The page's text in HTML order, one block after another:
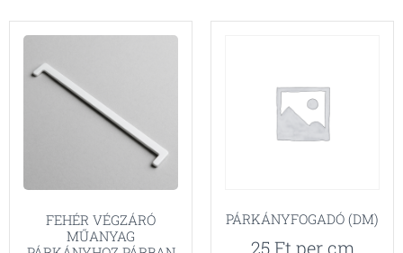
FEHÉR VÉGZÁRÓ
MŰANYAG
PÁRKÁNYFOGADÓ (DM)
25Ft per cm